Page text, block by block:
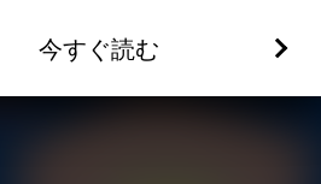
今すぐ読む